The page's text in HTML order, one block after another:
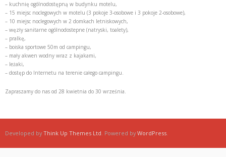
– kuchnię ogólnodostępną w budynku motelu,
– 15 miejsc noclegowych w motelu (3 pokoje 3-osobowe i 3 pokoje 2-osobowe),
– 10 miejsc noclegowych w 2 domkach letniskowych,
– węzły sanitarne ogólnodostepne (natryski, toalety),
– pralkę,
– boiska sportowe 50m od campingu,
– mały akwen wodny wraz z kajakami,
– leżaki,
– dostęp do Internetu na terenie całego campingu.
Zapraszamy do nas od 28 kwietnia do 30 września.
Developed by Think Up Themes Ltd. Powered by WordPress.